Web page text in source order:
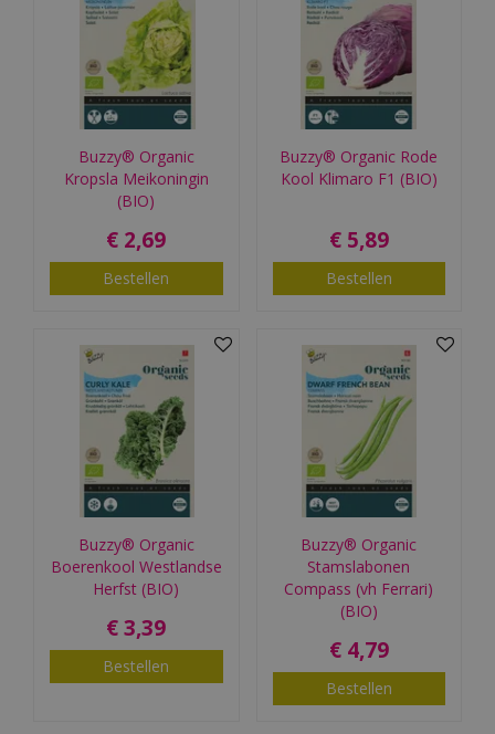
Buzzy® Organic
Kropsla Meikoningin
(BIO)
€ 2,69
Bestellen
Buzzy® Organic Rode
Kool Klimaro F1 (BIO)
€ 5,89
Bestellen
Buzzy® Organic
Boerenkool Westlandse
Herfst (BIO)
€ 3,39
Bestellen
Buzzy® Organic
Stamslabonen
Compass (vh Ferrari)
(BIO)
€ 4,79
Bestellen